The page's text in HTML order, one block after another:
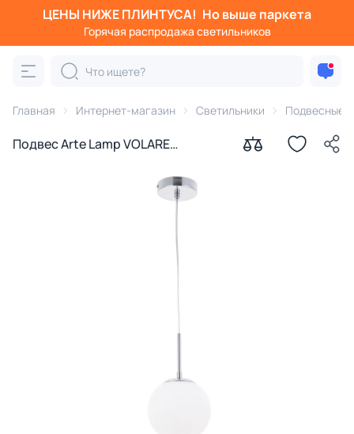
ЦЕНЫ НИЖЕ ПЛИНТУСА! Но выше паркета
Горячая распродажа светильников
Главная Интернет-магазин Светильники Подвесные
Подвес Arte Lamp VOLARE